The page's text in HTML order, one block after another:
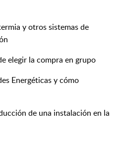
y otros sistemas de
elegir la compra en grupo
Energéticas y cómo
de una instalación en la